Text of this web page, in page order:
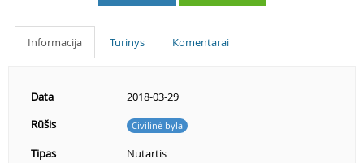
Informacija Turinys Komentarai
Data
2018-03-29
Rūšis
Civilinė byla
Tipas
Nutartis